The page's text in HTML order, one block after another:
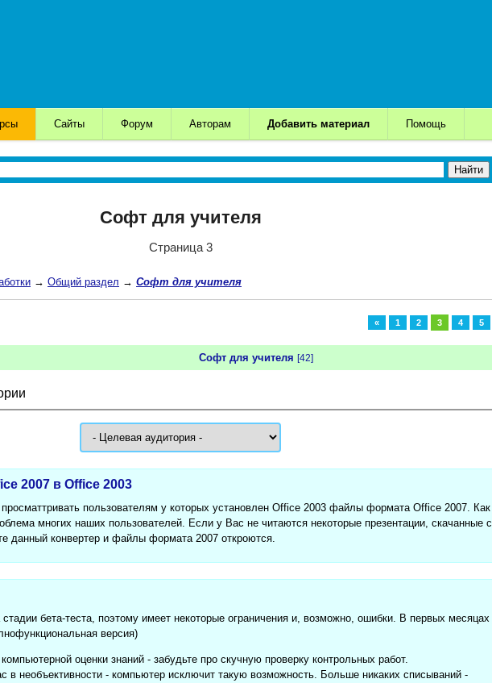
Сайты Форум Авторам Добавить материал Помощь
Софт для учителя
Страница 3
→ Общий раздел → Софт для учителя
« 1 2 3 4 5
Софт для учителя [42]
2007 в Office 2003
пользователям у которых установлен Office 2003 файлы формата Office 2007. Как
многих наших пользователей. Если у Вас не читаются некоторые презентации, скачанные с
данный конвертер и файлы формата 2007 откроются.
бета-теста, поэтому имеет некоторые ограничения и, возможно, ошибки. В первых месяцах
версия)
оценки знаний - забудьте про скучную проверку контрольных работ.
в необъективности - компьютер исключит такую возможность. Больше никаких списываний -